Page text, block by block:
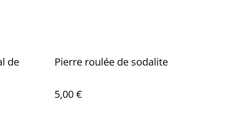
de
Pierre roulée de sodalite
5,00 €